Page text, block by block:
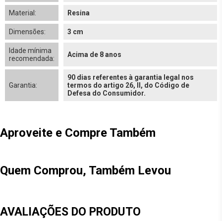
Material: Resina
Dimensões: 3 cm
Idade mínima
recomendada:
Acima de 8 anos
Garantia:
90 dias referentes à garantia legal nos
termos do artigo 26, II, do Código de
Defesa do Consumidor.
Aproveite e Compre Também
Quem Comprou, Também Levou
AVALIAÇÕES DO PRODUTO